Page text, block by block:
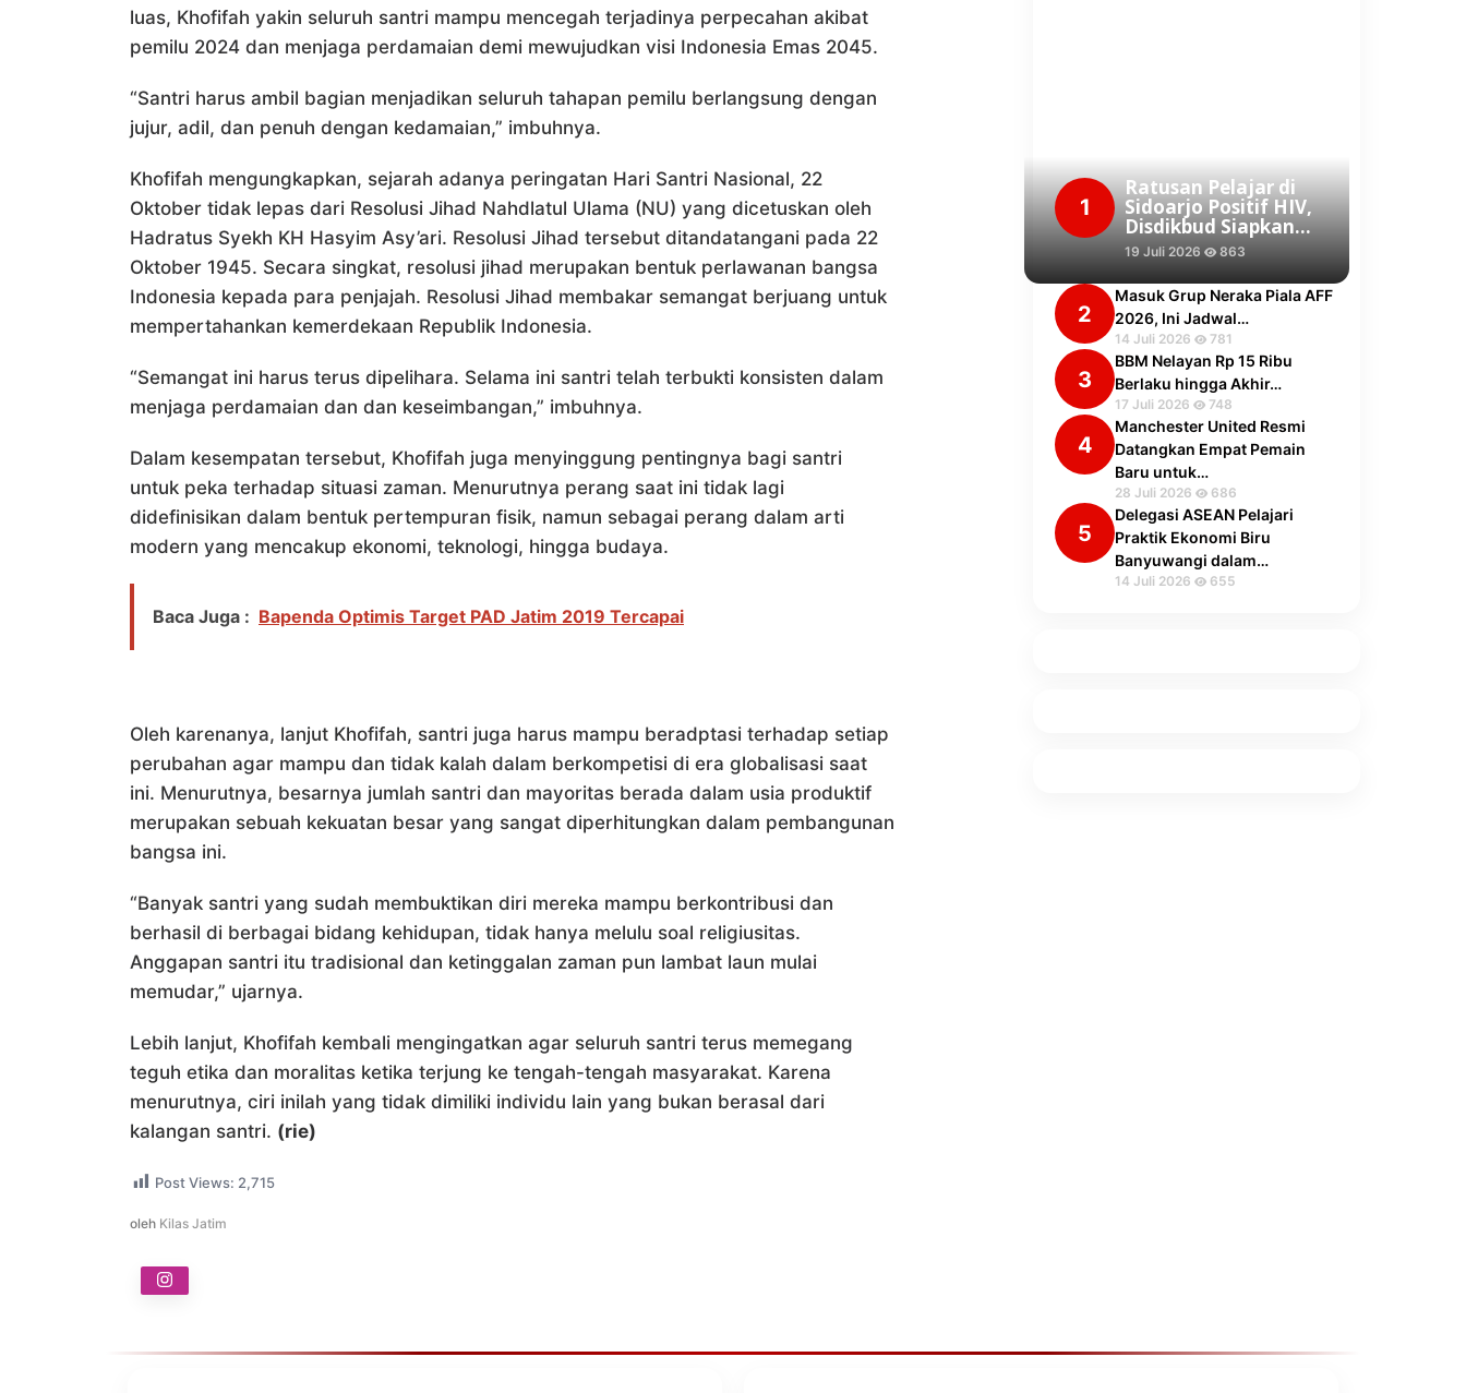
luas, Khofifah yakin seluruh santri mampu mencegah terjadinya perpecahan akibat
pemilu 2024 dan menjaga perdamaian demi mewujudkan visi Indonesia Emas 2045.
“Santri harus ambil bagian menjadikan seluruh tahapan pemilu berlangsung dengan
jujur, adil, dan penuh dengan kedamaian,” imbuhnya.
Khofifah mengungkapkan, sejarah adanya peringatan Hari Santri Nasional, 22
Oktober tidak lepas dari Resolusi Jihad Nahdlatul Ulama (NU) yang dicetuskan oleh
Hadratus Syekh KH Hasyim Asy’ari. Resolusi Jihad tersebut ditandatangani pada 22
Oktober 1945. Secara singkat, resolusi jihad merupakan bentuk perlawanan bangsa
Indonesia kepada para penjajah. Resolusi Jihad membakar semangat berjuang untuk
mempertahankan kemerdekaan Republik Indonesia.
“Semangat ini harus terus dipelihara. Selama ini santri telah terbukti konsisten dalam
menjaga perdamaian dan dan keseimbangan,” imbuhnya.
Dalam kesempatan tersebut, Khofifah juga menyinggung pentingnya bagi santri
untuk peka terhadap situasi zaman. Menurutnya perang saat ini tidak lagi
didefinisikan dalam bentuk pertempuran fisik, namun sebagai perang dalam arti
modern yang mencakup ekonomi, teknologi, hingga budaya.
Baca Juga : Bapenda Optimis Target PAD Jatim 2019 Tercapai
Oleh karenanya, lanjut Khofifah, santri juga harus mampu beradptasi terhadap setiap
perubahan agar mampu dan tidak kalah dalam berkompetisi di era globalisasi saat
ini. Menurutnya, besarnya jumlah santri dan mayoritas berada dalam usia produktif
merupakan sebuah kekuatan besar yang sangat diperhitungkan dalam pembangunan
bangsa ini.
“Banyak santri yang sudah membuktikan diri mereka mampu berkontribusi dan
berhasil di berbagai bidang kehidupan, tidak hanya melulu soal religiusitas.
Anggapan santri itu tradisional dan ketinggalan zaman pun lambat laun mulai
memudar,” ujarnya.
Lebih lanjut, Khofifah kembali mengingatkan agar seluruh santri terus memegang
teguh etika dan moralitas ketika terjung ke tengah-tengah masyarakat. Karena
menurutnya, ciri inilah yang tidak dimiliki individu lain yang bukan berasal dari
kalangan santri. (rie)
Post Views: 2,715
oleh Kilas Jatim
1
Ratusan Pelajar di
Sidoarjo Positif HIV,
Disdikbud Siapkan…
19 Juli 2026 863
2
Masuk Grup Neraka Piala AFF
2026, Ini Jadwal…
14 Juli 2026 781
3
BBM Nelayan Rp 15 Ribu
Berlaku hingga Akhir…
17 Juli 2026 748
4
Manchester United Resmi
Datangkan Empat Pemain
Baru untuk…
28 Juli 2026 686
5
Delegasi ASEAN Pelajari
Praktik Ekonomi Biru
Banyuwangi dalam…
14 Juli 2026 655